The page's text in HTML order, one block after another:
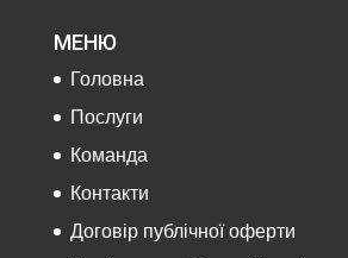
МЕНЮ
Головна
Послуги
Команда
Контакти
Договір публічної оферти